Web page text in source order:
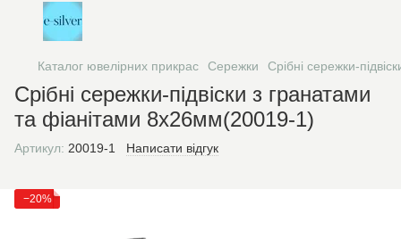
Каталог ювелірних прикрас Сережки Срібні сережки-
Срібні сережки-підвіски з гранатами
та фіанітами 8х26мм(20019-1)
Артикул: 20019-1 Написати відгук
−20%